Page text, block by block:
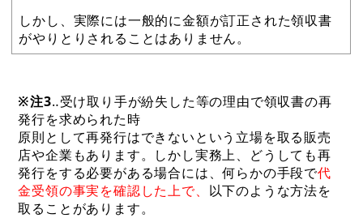
しかし、実際には一般的に金額が訂正された領収書
がやりとりされることはありません。
※注3‥受け取り手が紛失した等の理由で領収書の再
発行を求められた時
原則として再発行はできないという立場を取る販売
店や企業もあります。しかし実務上、どうしても再
発行をする必要がある場合には、何らかの手段で代
金受領の事実を確認した上で、 以下のような方法を
取ることがあります。